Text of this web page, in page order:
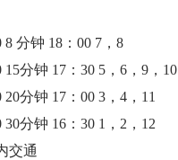
钟 18：00 7，8
分钟 17：30 5，6，9，10
分钟 17：00 3，4，11
分钟 16：30 1，2，12
通